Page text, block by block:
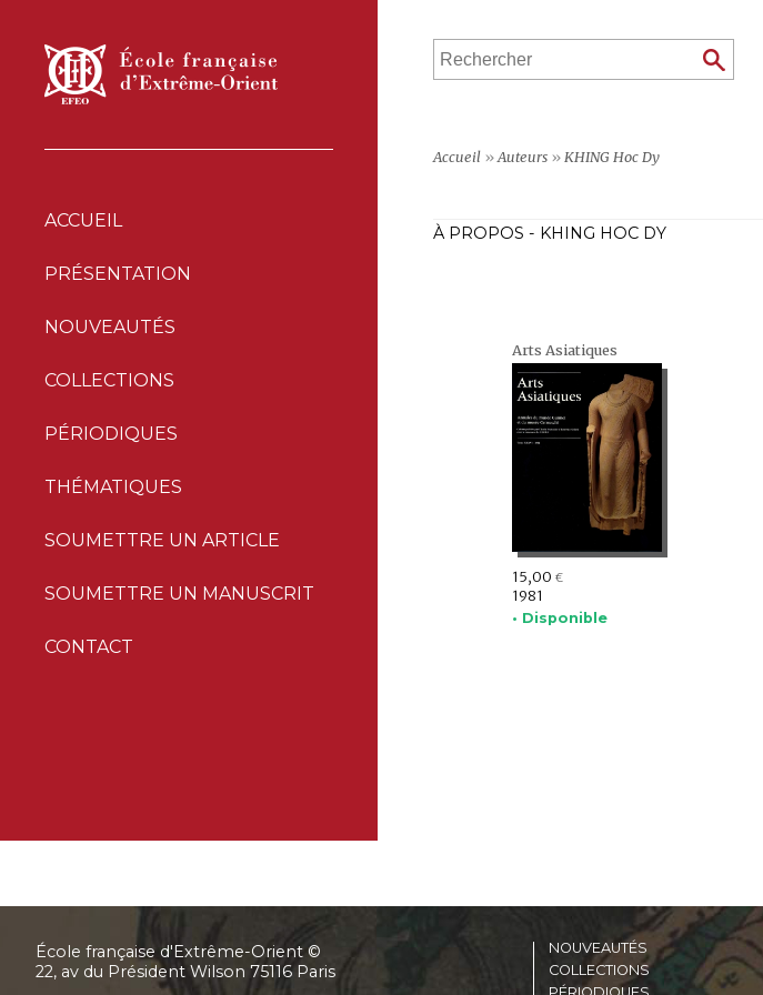
ACCUEIL
PRÉSENTATION
NOUVEAUTÉS
COLLECTIONS
PÉRIODIQUES
THÉMATIQUES
SOUMETTRE UN ARTICLE
SOUMETTRE UN MANUSCRIT
CONTACT
Accueil »Auteurs » KHING Hoc Dy
À PROPOS - KHING HOC DY
Arts Asiatiques
15,00 €
1981
• Disponible
École française d'Extrême-Orient ©
22, av du Président Wilson 75116 Paris
NOUVEAUTÉS
COLLECTIONS